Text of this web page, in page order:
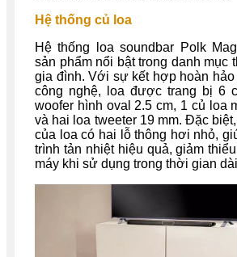
Hệ thống củ loa
Hệ thống loa soundbar Polk
sản phẩm nổi bật trong danh mục
gia đình. Với sự kết hợp hoàn
công nghệ, loa được trang bị 6
woofer hình oval 2.5 cm, 1 củ loa
và hai loa tweeter 19 mm. Đặc
của loa có hai lỗ thông hơi nhỏ,
trình tản nhiệt hiệu quả, giảm
máy khi sử dụng trong thời gian